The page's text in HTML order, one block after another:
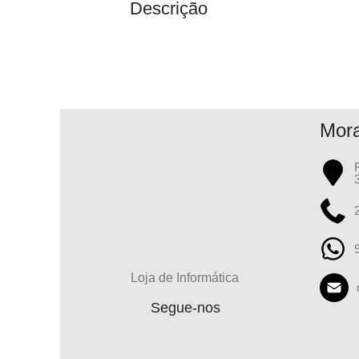
Descrição
Loja de Informática
Segue-nos